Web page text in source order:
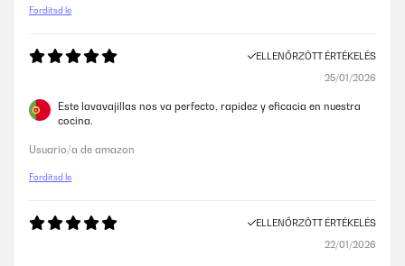
Fordítsd le
ELLENŐRZÖTT ÉRTÉKELÉS
25/01/2026
Este lavavajillas nos va perfecto, rapidez y eficacia en nuestra
cocina.
Usuario/a de amazon
Fordítsd le
ELLENŐRZÖTT ÉRTÉKELÉS
22/01/2026